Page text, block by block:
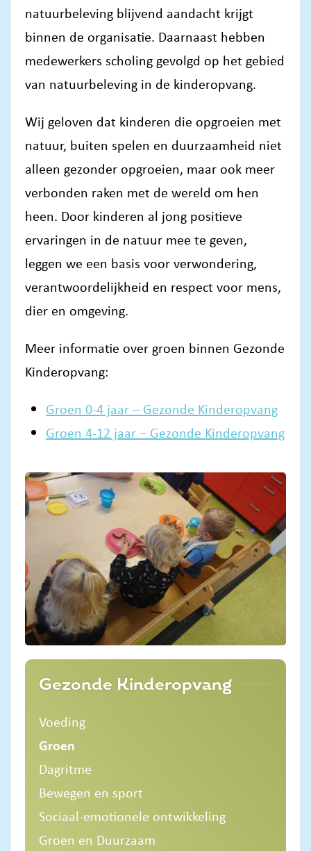
natuurbeleving blijvend aandacht krijgt
binnen de organisatie. Daarnaast hebben
medewerkers scholing gevolgd op het gebied
van natuurbeleving in de kinderopvang.
Wij geloven dat kinderen die opgroeien met
natuur, buiten spelen en duurzaamheid niet
alleen gezonder opgroeien, maar ook meer
verbonden raken met de wereld om hen
heen. Door kinderen al jong positieve
ervaringen in de natuur mee te geven,
leggen we een basis voor verwondering,
verantwoordelijkheid en respect voor mens,
dier en omgeving.
Meer informatie over groen binnen Gezonde
Kinderopvang:
Groen 0-4 jaar – Gezonde Kinderopvang
Groen 4-12 jaar – Gezonde Kinderopvang
Gezonde Kinderopvang
Voeding
Groen
Dagritme
Bewegen en sport
Sociaal-emotionele ontwikkeling
Groen en Duurzaam